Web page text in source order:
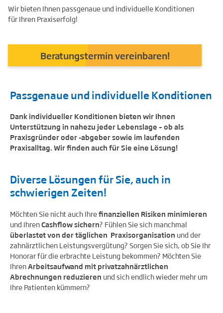
Wir bieten Ihnen passgenaue und individuelle Konditionen
für Ihren Praxiserfolg!
Beratungstermin vereinbaren!
Passgenaue und individuelle Konditionen
Dank individueller Konditionen bieten wir Ihnen
Unterstützung in nahezu jeder Lebenslage – ob als
Praxisgründer oder -abgeber sowie im laufenden
Praxisalltag. Wir finden auch für Sie eine Lösung!
Diverse Lösungen für Sie, auch in
schwierigen Zeiten!
Möchten Sie nicht auch Ihrefinanziellen Risiken minimieren
und IhrenCashflow sichern? Fühlen Sie sich manchmal
überlastetvon der täglichen Praxisorganisation und der
zahnärztlichen Leistungsvergütung? Sorgen Sie sich, ob Sie Ihr
Honorar für die erbrachte Leistung bekommen? Möchten Sie
IhrenArbeitsaufwand mit privatzahnärztlichen
Abrechnungen reduzieren und sich endlich wieder mehr um
Ihre Patienten kümmern?